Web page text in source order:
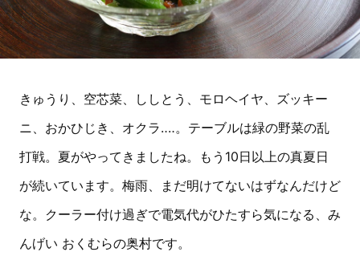
きゅうり、空芯菜、ししとう、モロヘイヤ、ズッキー
ニ、おかひじき、オクラ‥‥。テーブルは緑の野菜の乱
打戦。夏がやってきましたね。もう10日以上の真夏日
が続いています。梅雨、まだ明けてないはずなんだけど
な。クーラー付け過ぎで電気代がひたすら気になる、み
んげい おくむらの奥村です。